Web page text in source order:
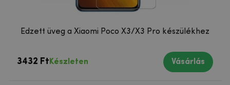
Edzett üveg a Xiaomi Poco X3/X3 Pro készülékhez
3432 Ft Készleten Vásárlás